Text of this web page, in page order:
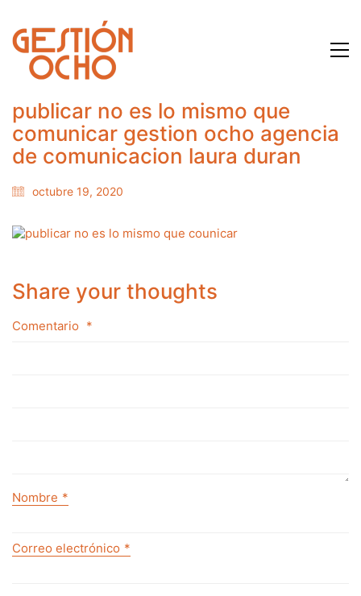
publicar no es lo mismo que
comunicar gestion ocho agencia
de comunicacion laura duran
octubre 19, 2020
Share your thoughts
Comentario *
Nombre *
Correo electrónico *